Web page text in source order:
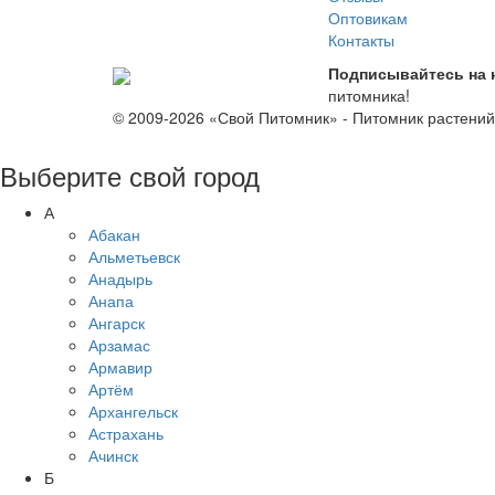
Оптовикам
Контакты
Подписывайтесь на
питомника!
© 2009-2026 «Свой Питомник» - Питомник
Выберите свой город
А
Абакан
Альметьевск
Анадырь
Анапа
Ангарск
Арзамас
Армавир
Артём
Архангельск
Астрахань
Ачинск
Б